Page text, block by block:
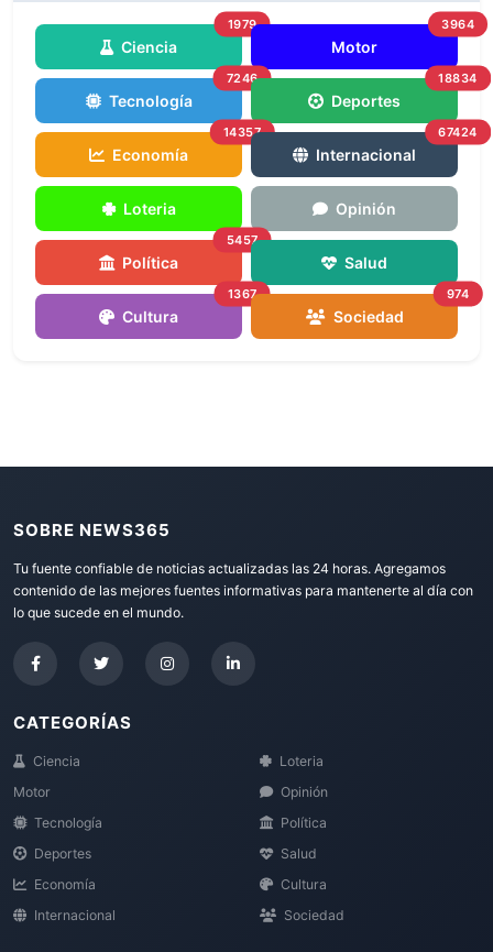
Ciencia
1979
Motor
3964
Tecnología
7246
Deportes
18834
Economía
14357
Internacional
67424
Loteria Opinión
Política
5457
Salud
Cultura
1367
Sociedad
974
SOBRE NEWS365
Tu fuente confiable de noticias actualizadas las 24 horas. Agregamos
contenido de las mejores fuentes informativas para mantenerte al día con
lo que sucede en el mundo.
CATEGORÍAS
Ciencia
Motor
Tecnología
Deportes
Economía
Internacional
Loteria
Opinión
Política
Salud
Cultura
Sociedad